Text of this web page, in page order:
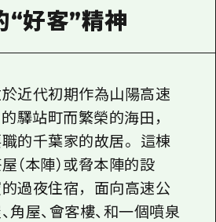
題
觀光宣傳冊
“好客”精神
近代初期作為山陽高速
的驛站町而繁榮的海田，
的千葉家的故居。 這棟
（本陣）或脅本陣的設
過夜住宿，面向高速公
角屋、會客樓、和一個噴泉